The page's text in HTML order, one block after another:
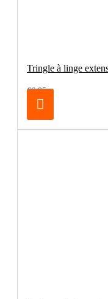
Tringle à linge
€6.95